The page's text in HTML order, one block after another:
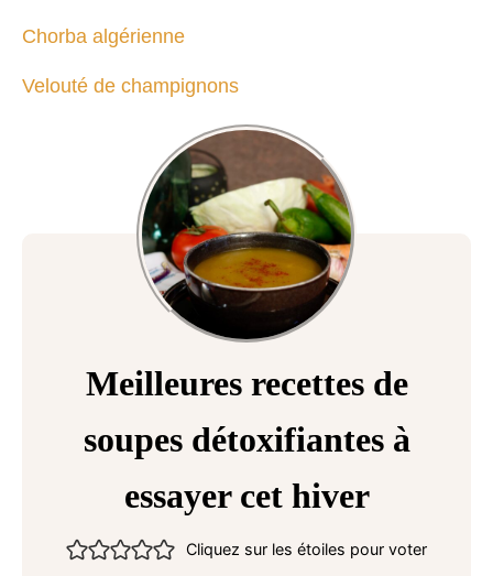
Chorba algérienne
Velouté de champignons
Meilleures recettes de
soupes détoxifiantes à
essayer cet hiver
Cliquez sur les étoiles pour voter